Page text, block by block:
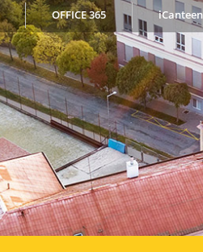
OFFICE 365 iCanteen